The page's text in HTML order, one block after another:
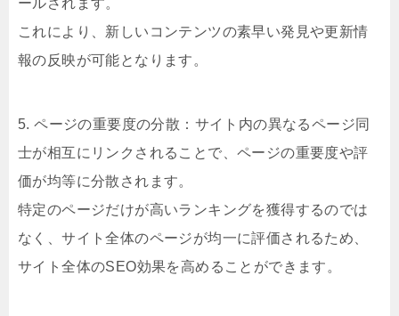
ールされます。
これにより、新しいコンテンツの素早い発見や更新情
報の反映が可能となります。
5. ページの重要度の分散：サイト内の異なるページ同
士が相互にリンクされることで、ページの重要度や評
価が均等に分散されます。
特定のページだけが高いランキングを獲得するのでは
なく、サイト全体のページが均一に評価されるため、
サイト全体のSEO効果を高めることができます。